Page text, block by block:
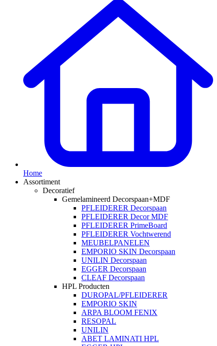
Home
Assortiment
Decoratief
Gemelamineerd Decorspaan+MDF
PFLEIDERER Decorspaan
PFLEIDERER Decor MDF
PFLEIDERER PrimeBoard
PFLEIDERER Vochtwerend
MEUBELPANELEN
EMPORIO SKIN Decorspaan
UNILIN Decorspaan
EGGER Decorspaan
CLEAF Decorspaan
HPL Producten
DUROPAL/PFLEIDERER
EMPORIO SKIN
ARPA BLOOM FENIX
RESOPAL
UNILIN
ABET LAMINATI HPL